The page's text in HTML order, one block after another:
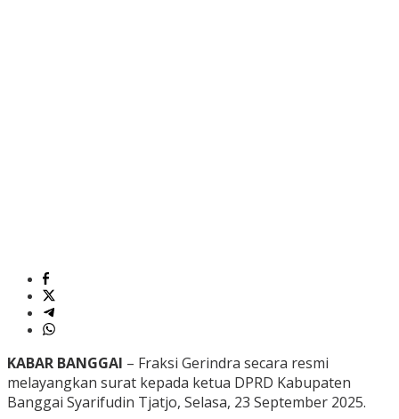
KABAR BANGGAI – Fraksi Gerindra secara resmi
melayangkan surat kepada ketua DPRD Kabupaten
Banggai Syarifudin Tjatjo, Selasa, 23 September 2025.